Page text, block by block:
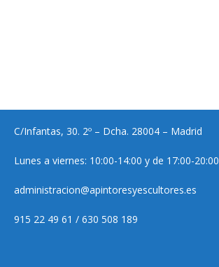
C/Infantas, 30. 2º – Dcha. 28004 – Madrid
Lunes a viernes: 10:00-14:00 y de 17:00-20:00
administracion@apintoresyescultores.es
915 22 49 61 / 630 508 189